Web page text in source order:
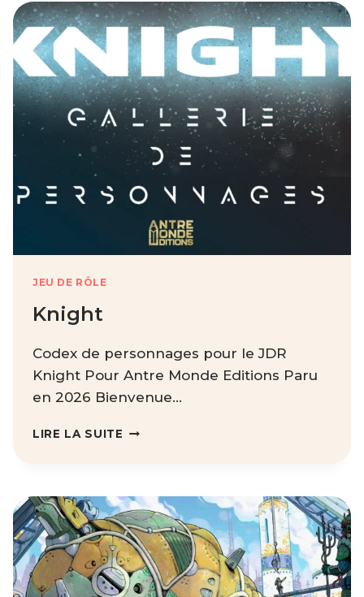
JEU DE RÔLE
Knight
Codex de personnages pour le JDR
Knight Pour Antre Monde Editions Paru
en 2026 Bienvenue…
LIRE LA SUITE KNIGHT